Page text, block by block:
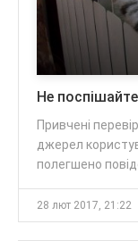
Не
Привчені
джерел
полегшено
28 лют 2017, 21:22